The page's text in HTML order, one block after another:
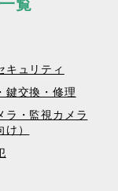
覧
キュリティ
鍵交換・修理
ラ・監視カメラ
け）